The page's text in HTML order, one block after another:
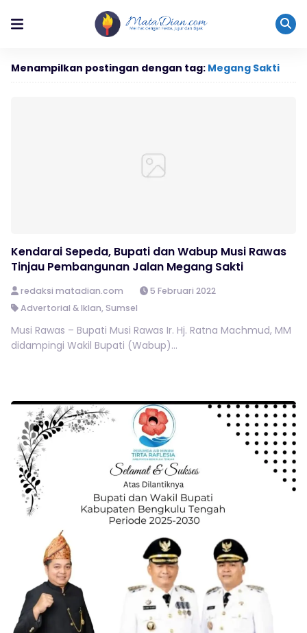
Menampilkan postingan dengan tag: Megang Sakti
Kendarai Sepeda, Bupati dan Wabup Musi Rawas
Tinjau Pembangunan Jalan Megang Sakti
redaksi matadian.com
5 Februari 2022
Advertorial & Iklan, Sumsel
Musi Rawas – Bupati Musi Rawas Ir. Hj. Ratna Machmud, MM
didampingi Wakil Bupati (Wabup)...